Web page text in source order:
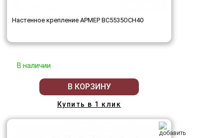
Настенное крепление АРМЕР ВС5535ОСН40
В наличии
В КОРЗИНУ
Купить в 1 клик